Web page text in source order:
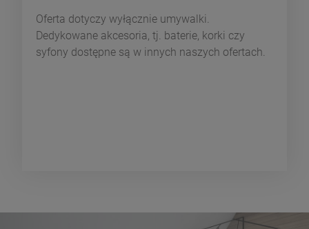
Oferta dotyczy wyłącznie umywalki.
Dedykowane akcesoria, tj. baterie, korki czy
syfony dostępne są w innych naszych ofertach.